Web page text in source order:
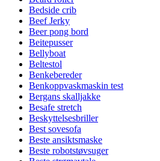
Bedside crib
Beef Jerky
Beer pong bord
Beitepusser
Bellyboat
Beltestol
Benkebereder
Benkoppvaskmaskin test
Bergans skalljakke
Besafe stretch
Beskyttelsesbriller
Best sovesofa
Beste ansiktsmaske
Beste robotstøvsuger